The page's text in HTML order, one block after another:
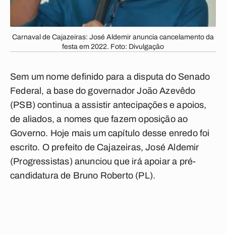
Carnaval de Cajazeiras: José Aldemir anuncia cancelamento da
festa em 2022. Foto: Divulgação
Sem um nome definido para a disputa do Senado
Federal, a base do governador João Azevêdo
(PSB) continua a assistir antecipações e apoios,
de aliados, a nomes que fazem oposição ao
Governo. Hoje mais um capítulo desse enredo foi
escrito. O prefeito de Cajazeiras, José Aldemir
(Progressistas) anunciou que irá apoiar a pré-
candidatura de Bruno Roberto (PL).